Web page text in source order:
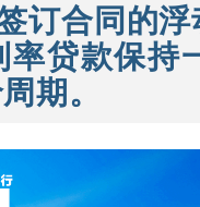
订合同的
率贷款保持
期 。